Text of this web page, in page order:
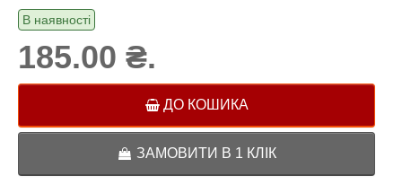
В наявності
185.00 ₴.
ДО КОШИКА
ЗАМОВИТИ В 1 КЛІК